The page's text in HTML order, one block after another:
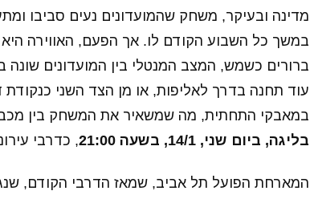
מדינה ובעיקר, משחק שהמועדונים נעים סביבו
במשך כל השבוע הקודם לו. אך הפעם, האווירה
עוד תחנה בדרך לאליפות, או מן הצד השני
במאבקי התחתית, מה שמשאיר את המשחק בין
בליגה, ביום שני, 14/1, בשעה 21:00
, כדרבי
המארחת הפועל תל אביב, שמאז הדרבי הקודם,